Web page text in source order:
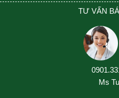
TƯ VẤN
Ms